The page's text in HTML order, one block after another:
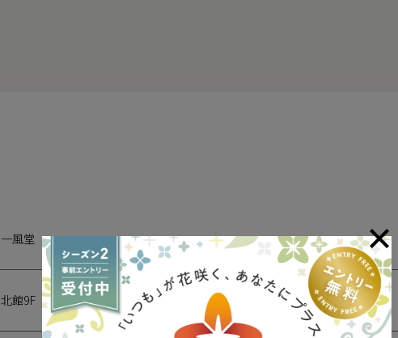
一風堂
北館9F